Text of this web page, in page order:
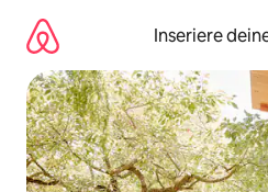
Inhalten
springen
Inseriere